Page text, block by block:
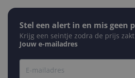
Stel een alert in en mis geen
Krijg een seintje zodra de prijs zakt
Jouw e-mailadres